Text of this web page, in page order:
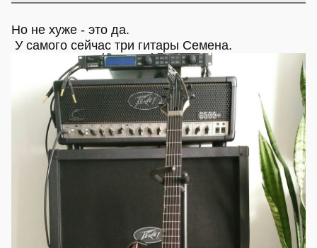
Но не хуже - это да.
У самого сейчас три гитары Семена.